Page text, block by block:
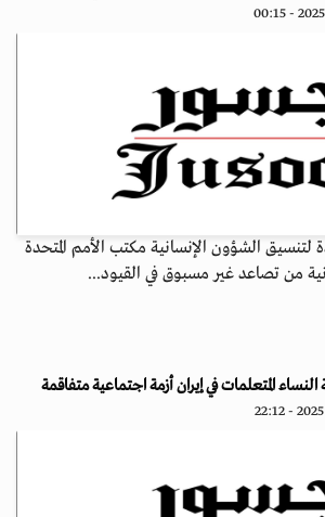
لتنسيق الشؤون الإنسانية مكتب الأمم المتحدة
من تصاعد غير مسبوق في القيود...
المتعلمات في إيران أزمة اجتماعية متفاقمة